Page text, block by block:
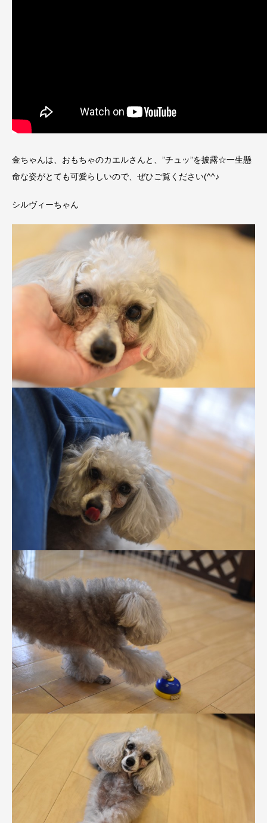
金ちゃんは、おもちゃのカエルさんと、”チュッ”を披露☆一生懸
命な姿がとても可愛らしいので、ぜひご覧ください(^^♪
シルヴィーちゃん